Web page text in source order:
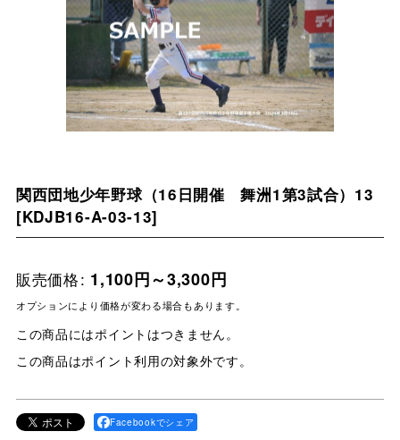
関西団地少年野球（16日開催 舞洲1第3試合）13
[KDJB16-A-03-13]
販売価格: 1,100円～3,300円
オプションにより価格が変わる場合もあります。
この商品にはポイントはつきません。
この商品はポイント利用の対象外です。
Facebookでシェア